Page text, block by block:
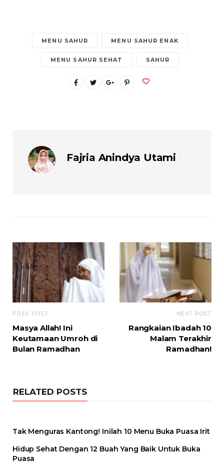
MENU SAHUR MENU SAHUR ENAK
MENU SAHUR SEHAT SAHUR
Fajria Anindya Utami
PREV POST
Masya Allah! Ini
Keutamaan Umroh di
Bulan Ramadhan
NEXT POST
Rangkaian Ibadah 10
Malam Terakhir
Ramadhan!
RELATED POSTS
Tak Menguras Kantong! Inilah 10 Menu Buka Puasa Irit
Hidup Sehat Dengan 12 Buah Yang Baik Untuk Buka
Puasa